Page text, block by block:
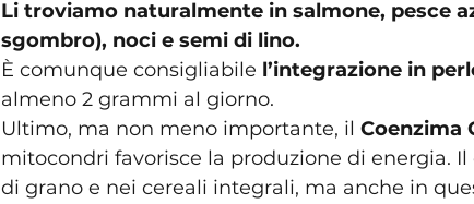
Li troviamo naturalmente in salmone, pesce
sgombro), noci e semi di lino.
È comunque consigliabile l’integrazione in
almeno 2 grammi al giorno.
Ultimo, ma non meno importante, il Coenzima
mitocondri favorisce la produzione di energia.
di grano e nei cereali integrali, ma anche in